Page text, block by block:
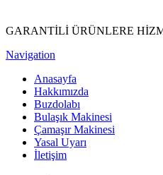
GARANTİLİ ÜRÜNLERE
Navigation
Anasayfa
Hakkımızda
Buzdolabı
Bulaşık Makinesi
Çamaşır Makinesi
Yasal Uyarı
İletişim